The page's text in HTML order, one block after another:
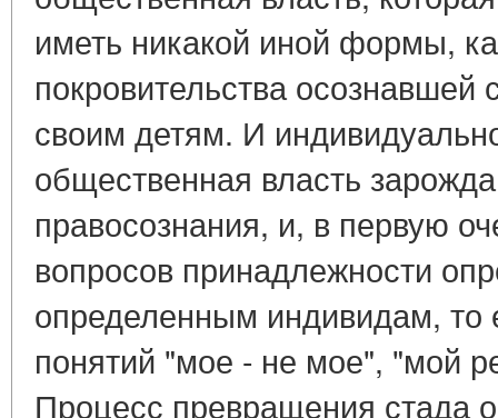
иметь никакой иной формы,
покровительства осознавшей
своим детям. И
общественная власть
правосознания, и, в первую
вопросов принадлежности
определенным индивидам, то
понятий "мое - не мое", "мой
Процесс превращения стада